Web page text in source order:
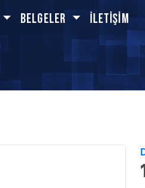
BELGELER İletişim